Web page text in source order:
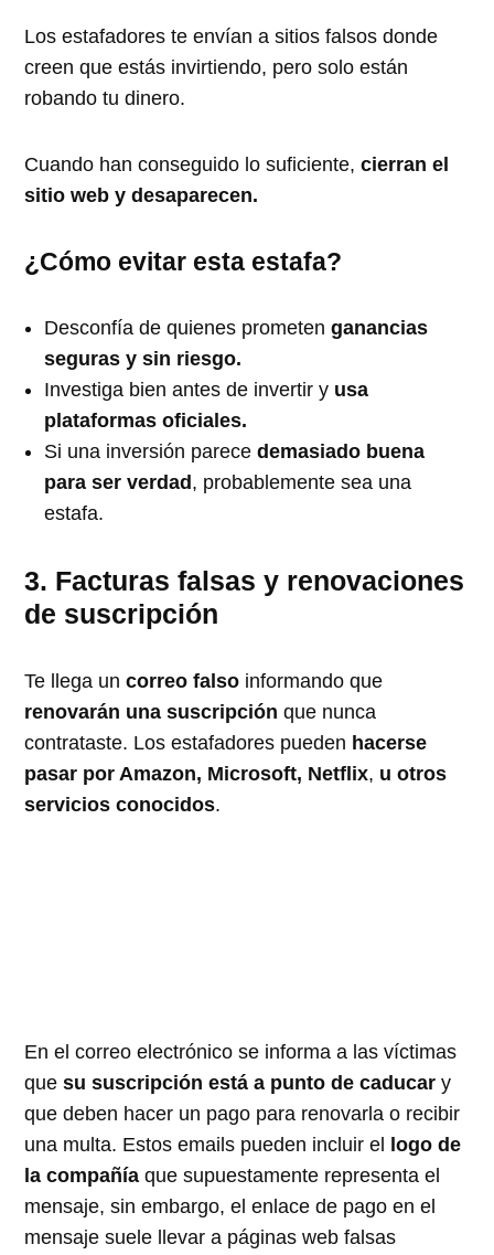
Los estafadores te envían a sitios falsos donde
creen que estás invirtiendo, pero solo están
robando tu dinero.
Cuando han conseguido lo suficiente,cierran el
sitio web y desaparecen.
¿Cómo evitar esta estafa?
Desconfía de quienes prometen ganancias
seguras y sin riesgo.
Investiga bien antes de invertir y usa
plataformas oficiales.
Si una inversión parecedemasiado buena
para ser verdad, probablemente sea una
estafa.
3. Facturas falsas y renovaciones
de suscripción
Te llega uncorreo falso informando que
renovarán una suscripción que nunca
contrataste. Los estafadores pueden hacerse
pasar por Amazon, Microsoft, Netflix, u otros
servicios conocidos.
En el correo electrónico se informa a las víctimas
quesu suscripción está a punto de caducar y
que deben hacer un pago para renovarla o recibir
una multa. Estos emails pueden incluir el logo de
la compañíaque supuestamente representa el
mensaje, sin embargo, el enlace de pago en el
mensaje suele llevar a páginas web falsas